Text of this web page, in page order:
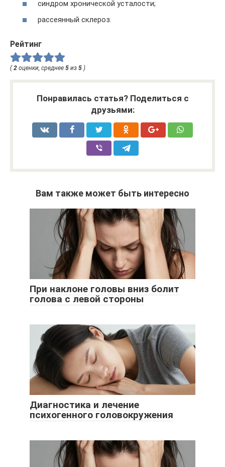
синдром хронической усталости;
рассеянный склероз.
Рейтинг
(2 оценки, среднее 5 из 5 )
Понравилась статья? Поделиться с
друзьями:
Вам также может быть интересно
При наклоне головы вниз болит
голова с левой стороны
Диагностика и лечение
психогенного головокружения